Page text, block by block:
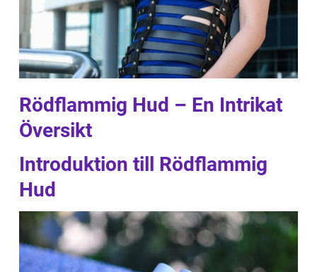
Rödflammig Hud – En Intrikat
Översikt
Introduktion till Rödflammig
Hud